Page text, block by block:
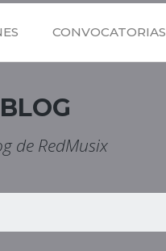
CONVOCATORIAS
BLOG
de RedMusix